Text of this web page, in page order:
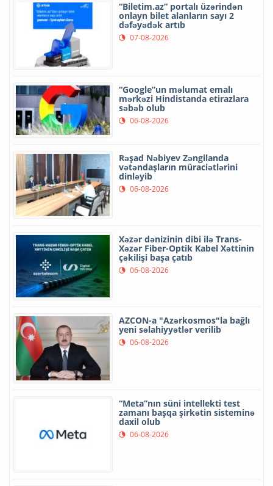
“Biletim.az” portalı üzərindən
onlayn bilet alanların sayı 2
dəfəyədək artıb
07-08-2026
“Google”un məlumat emalı
mərkəzi Hindistanda etirazlara
səbəb olub
06-08-2026
Rəşad Nəbiyev Zəngilanda
vətəndaşların müraciətlərini
dinləyib
06-08-2026
Xəzər dənizinin dibi ilə Trans-
Xəzər Fiber-Optik Kabel Xəttinin
çəkilişi başa çatıb
06-08-2026
AZCON-a "Azərkosmos"la bağlı
yeni səlahiyyətlər verilib
06-08-2026
“Meta”nın süni intellekti test
zamanı başqa şirkətin sisteminə
daxil olub
06-08-2026